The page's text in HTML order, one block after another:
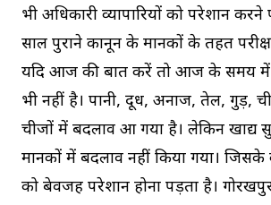
भी अधिकारी व्यापारियों को परेशान
साल पुराने कानून के मानकों के तहत
यदि आज की बात करें तो आज के समय
भी नहीं है। पानी, दूध, अनाज, तेल, गुड़,
चीजों में बदलाव आ गया है। लेकिन खाद्य
मानकों में बदलाव नहीं किया गया। जिसके
को बेवजह परेशान होना पड़ता है। गोरखपुर